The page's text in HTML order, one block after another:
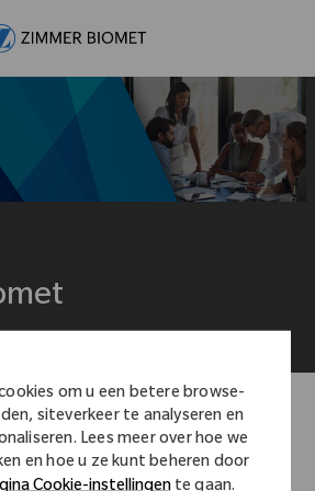
om u een betere browse-
siteverkeer te analyseren en
Lees meer over hoe we
en hoe u ze kunt beheren door
Cookie-instellingente gaan.